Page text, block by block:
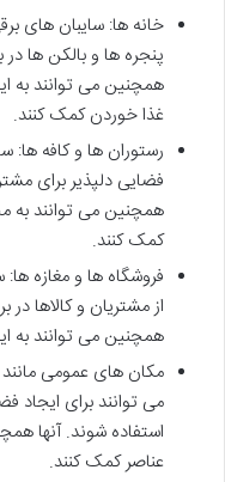
خانه ها: سایبان های
پنجره ها و بالکن ها در
همچنین می توانند به
غذا خوردن کمک کنند.
رستوران ها و کافه ها:
فضایی دلپذیر برای
همچنین می توانند به
کمک کنند.
فروشگاه ها و مغازه
از مشتریان و کالاها در
همچنین می توانند به
مکان های عمومی مانند
می توانند برای ایجاد
استفاده شوند. آنها
عناصر کمک کنند.